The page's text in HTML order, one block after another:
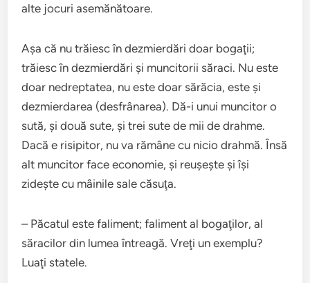
alte jocuri asemănătoare.
Aşa că nu trăiesc în dezmierdări doar bogaţii;
trăiesc în dezmierdări şi muncitorii săraci. Nu este
doar nedreptatea, nu este doar sărăcia, este şi
dezmierdarea (desfrânarea). Dă-i unui muncitor o
sută, şi două sute, şi trei sute de mii de drahme.
Dacă e risipitor, nu va rămâne cu nicio drahmă. Însă
alt muncitor face economie, şi reuşeşte şi îşi
zideşte cu mâinile sale căsuţa.
– Păcatul este faliment; faliment al bogaţilor, al
săracilor din lumea întreagă. Vreţi un exemplu?
Luaţi statele.